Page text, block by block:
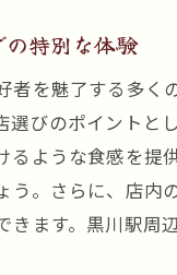
特別な体験
者を魅了する多く
選びのポイントと
るような食感を提
う。さらに、店内
きます。黒川駅周